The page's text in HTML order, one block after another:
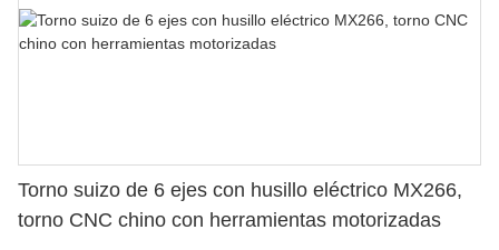
Torno suizo de 6 ejes con husillo eléctrico MX266,
torno CNC chino con herramientas motorizadas